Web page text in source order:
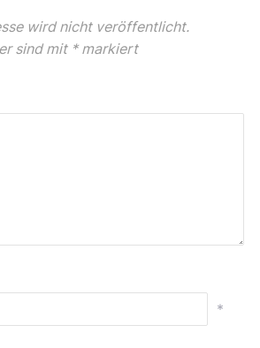
wird nicht veröffentlicht.
sind mit *markiert
*